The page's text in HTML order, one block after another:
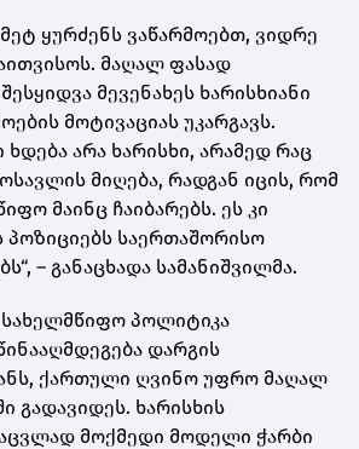
მეტ ყურძენს ვაწარმოებთ, ვიდრე
მაღალ ფასად
მევენახეს ხარისხიანი
მოტივაციას უკარგავს.
ხდება არა ხარისხი, არამედ რაც
მიღება, რადგან იცის, რომ
მაინც ჩაიბარებს. ეს კი
საერთაშორისო
– განაცხადა სამანიშვილმა.
სახელმწიფო პოლიტიკა
დარგის
ქართული ღვინო უფრო მაღალ
გადავიდეს. ხარისხის
მოქმედი მოდელი ჭარბი